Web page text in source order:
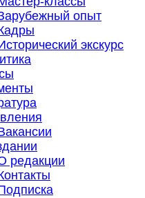
опыт
экскурс
редакции